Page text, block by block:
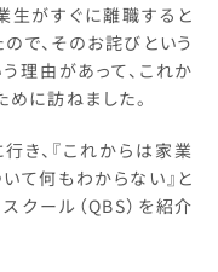
生がすぐに離職すると
で、そのお詫びという
理由があって、これか
に訪ねました。
き、『これからは家業
て何もわからない』と
クール（QBS）を紹介